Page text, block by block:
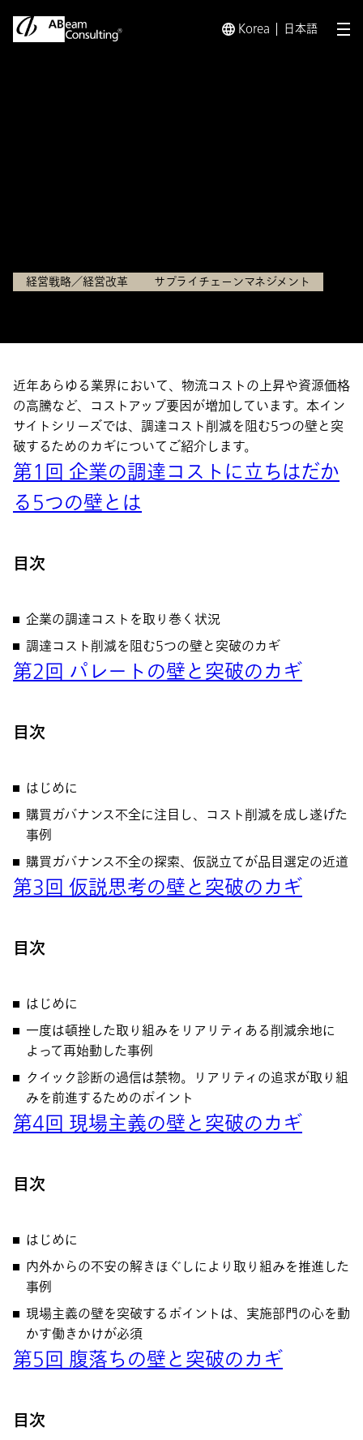
Korea 日本語 メ
経営戦略／経営改革 サプライチェーンマネジメント
近年あらゆる業界において、物流コストの上昇や資源価格
の高騰など、コストアップ要因が増加しています。本イン
サイトシリーズでは、調達コスト削減を阻む5つの壁と突
破するためのカギについてご紹介します。
第1回 企業の調達コストに立ちはだか
る5つの壁とは
目次
企業の調達コストを取り巻く状況
調達コスト削減を阻む5つの壁と突破のカギ
第2回 パレートの壁と突破のカギ
目次
はじめに
購買ガバナンス不全に注目し、コスト削減を成し遂げた
事例
購買ガバナンス不全の探索、仮説立てが品目選定の近道
第3回 仮説思考の壁と突破のカギ
目次
はじめに
一度は頓挫した取り組みをリアリティある削減余地に
よって再始動した事例
クイック診断の過信は禁物。リアリティの追求が取り組
みを前進するためのポイント
第4回 現場主義の壁と突破のカギ
目次
はじめに
内外からの不安の解きほぐしにより取り組みを推進した
事例
現場主義の壁を突破するポイントは、実施部門の心を動
かす働きかけが必須
第5回 腹落ちの壁と突破のカギ
目次